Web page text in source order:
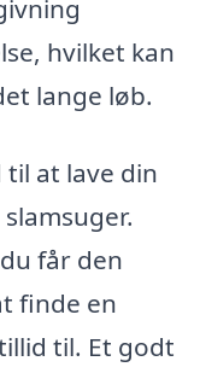
hvilket kan
lange løb.
at lave din
får den
finde en
til. Et godt